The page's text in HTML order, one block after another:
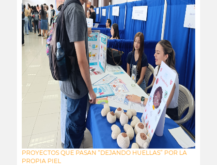
PROYECTOS QUE PASAN “DEJANDO HUELLAS” POR LA
PROPIA PIEL